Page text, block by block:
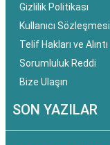
Gizlilik Politikası
Kullanıcı Sözleşmesi
Telif Hakları ve Alıntı
Sorumluluk Reddi
Bize Ulaşın
SON YAZILAR